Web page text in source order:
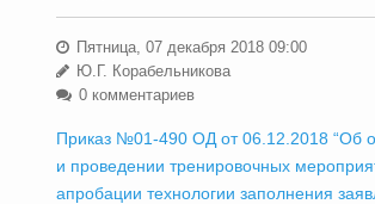
Пятница, 07 декабря 2018 09:00
Ю.Г. Корабельникова
0 комментариев
Приказ №01-490 ОД от 06.12.2018 “Об
и проведении тренировочных
апробации технологии заполнения